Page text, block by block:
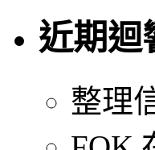
近期迴
整理